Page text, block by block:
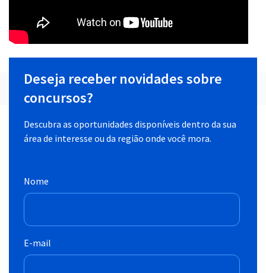
Deseja receber novidades sobre
concursos?
Descubra as oportunidades disponíveis dentro da sua
área de interesse ou da região onde você mora.
Nome
E-mail